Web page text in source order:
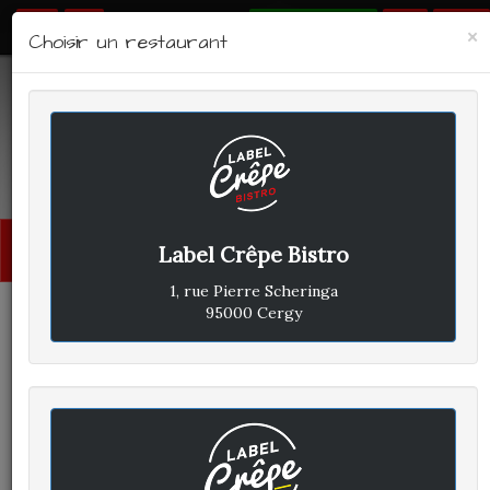
LABEL CRÊPE - BISTRO
SANDRINE L A
ÉCRIT LE SAMEDI 25 AVRIL
×
Choisir un restaurant
Label Crêpe Bistro
1, rue Pierre Scheringa
95000 Cergy